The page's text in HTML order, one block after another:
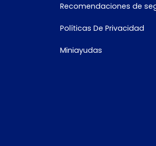
Recomendaciones de
Políticas De Privacidad
Miniayudas